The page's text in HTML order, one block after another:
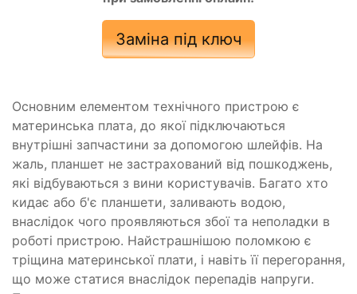
Заміна під ключ
Основним елементом технічного пристрою є
материнська плата, до якої підключаються
внутрішні запчастини за допомогою шлейфів. На
жаль, планшет не застрахований від пошкоджень,
які відбуваються з вини користувачів. Багато хто
кидає або б'є планшети, заливають водою,
внаслідок чого проявляються збої та неполадки в
роботі пристрою. Найстрашнішою поломкою є
тріщина материнської плати, і навіть її перегорання,
що може статися внаслідок перепадів напруги.